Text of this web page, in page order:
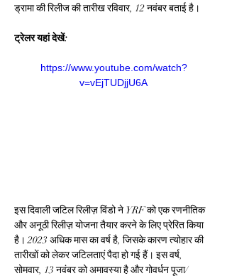
ड्रामा की रिलीज की तारीख रविवार, 12 नवंबर बताई है।
ट्रेलर यहां देखें:
https://www.youtube.com/watch?
v=vEjTUDjjU6A
इस दिवाली जटिल रिलीज़ विंडो ने YRF को एक रणनीतिक
और अनूठी रिलीज़ योजना तैयार करने के लिए प्रेरित किया
है। 2023 अधिक मास का वर्ष है, जिसके कारण त्योहार की
तारीखों को लेकर जटिलताएं पैदा हो गई हैं। इस वर्ष,
सोमवार, 13 नवंबर को अमावस्या है और गोवर्धन पूजा/